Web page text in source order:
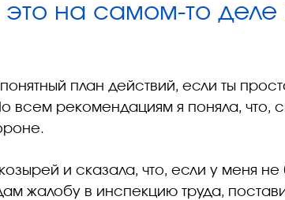
это на самом-то
план действий, если ты
всем рекомендациям я поняла, что,
и сказала, что, если у меня не
жалобу в инспекцию труда,